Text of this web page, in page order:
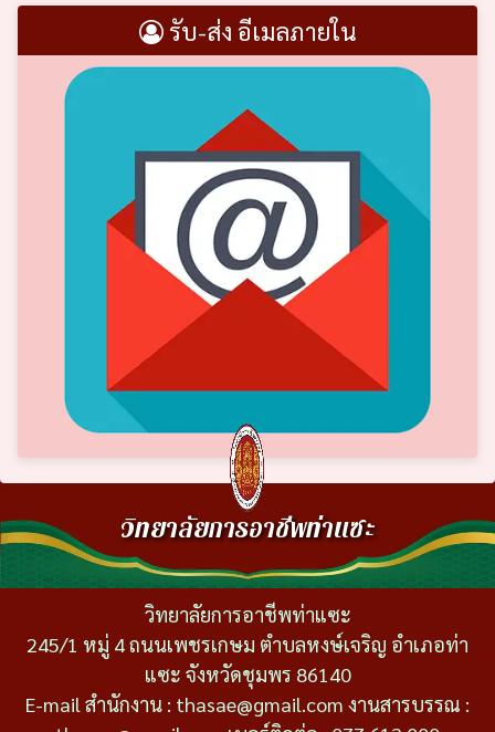
รับ-ส่ง อีเมลภายใน
วิทยาลัยการอาชีพท่าแซะ
วิทยาลัยการอาชีพท่าแซะ
245/1 หมู่ 4 ถนนเพชรเกษม ตำบลหงษ์เจริญ อำเภอท่า
แซะ จังหวัดชุมพร 86140
E-mail สำนักงาน : thasae@gmail.com งานสารบรรณ :